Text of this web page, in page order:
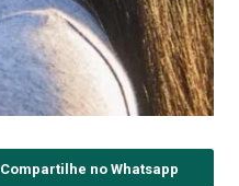
Compartilhe no Whatsapp